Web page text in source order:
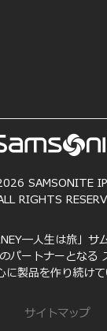
SAMSONITE
RIGHTS
人生は旅」サ
パートナーとなる
に製品を作り続けて
サイトマップ